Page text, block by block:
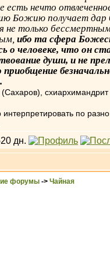
есть нечто
Божию получает
не только
ибо та сфера
о человеке, что он
души, и не
приобщение
схиархимандрит
по
форумы -> Чайная